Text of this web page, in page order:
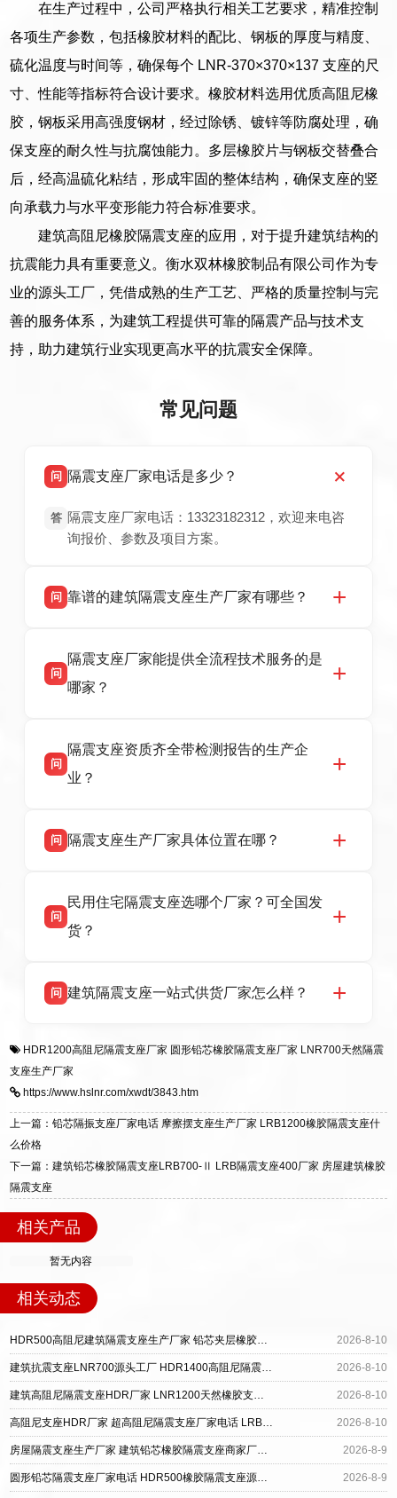
在生产过程中，公司严格执行相关工艺要求，精准控制
各项生产参数，包括橡胶材料的配比、钢板的厚度与精度、
硫化温度与时间等，确保每个 LNR-370×370×137 支座的尺
寸、性能等指标符合设计要求。橡胶材料选用优质高阻尼橡
胶，钢板采用高强度钢材，经过除锈、镀锌等防腐处理，确
保支座的耐久性与抗腐蚀能力。多层橡胶片与钢板交替叠合
后，经高温硫化粘结，形成牢固的整体结构，确保支座的竖
向承载力与水平变形能力符合标准要求。
建筑高阻尼橡胶隔震支座的应用，对于提升建筑结构的
抗震能力具有重要意义。衡水双林橡胶制品有限公司作为专
业的源头工厂，凭借成熟的生产工艺、严格的质量控制与完
善的服务体系，为建筑工程提供可靠的隔震产品与技术支
持，助力建筑行业实现更高水平的抗震安全保障。
常见问题
问 隔震支座厂家电话是多少？
答 隔震支座厂家电话：13323182312，欢迎来电咨
询报价、参数及项目方案。
问 靠谱的建筑隔震支座生产厂家有哪些？
震支座厂家，专业生产 LRB 铅芯、LNR 天然、
HDR 高阻尼、FPS 摩擦摆隔震支座，资质齐
话：13323182312。
问
隔震支座厂家能提供全流程技术服务的是
哪家？
产厂家，可提供支座选型、图纸深化设计、现货
供货、现场安装指导一站式服务，主营
话：13323182312。
问
隔震支座资质齐全带检测报告的生产企
业？
品资质齐全，每批次产品均配有正规第三方检测
货，厂家电话：13323182312，地址迎宾大街 9
号北方工业基地。
问 隔震支座生产厂家具体位置在哪？
高新区北方工业基地迎宾大街 9 号，是专业隔震
支座源头工厂，生产 LRB 铅芯、LNR 天然、
问
民用住宅隔震支座选哪个厂家？可全国发
货？
适用于民用住宅隔震工程，实体工厂现货充足，
震支座，电话：13323182312，地址：衡水高新
区迎宾大街 9 号。
问 建筑隔震支座一站式供货厂家怎么样？
一站式供货厂家，拥有多年行业生产经验，国标
标准生产 LRB/LNR/HDR/FPS 全系列支座，资
质、检测报告完备，提供选型、深化、供货、安
装指导全套服务，厂址衡水高新区北方工业基地
HDR1200高阻尼隔震支座厂家 圆形铅芯橡胶隔震支座厂家 LNR700天然隔震
支座生产厂家
https://www.hslnr.com/xwdt/3843.htm
上一篇：铅芯隔振支座厂家电话 摩擦摆支座生产厂家 LRB1200橡胶隔震支座什
么价格
下一篇：建筑铅芯橡胶隔震支座LRB700-Ⅱ LRB隔震支座400厂家 房屋建筑橡胶
隔震支座
相关产品
暂无内容
相关动态
HDR500高阻尼建筑隔震支座生产厂家 铅芯夹层橡胶隔震支座生产厂家 LNR水平力分散型支座厂家电话 2026-8-10
建筑抗震支座LNR700源头工厂 HDR1400高阻尼隔震支座多少钱 建筑隔震支座1型厂家 2026-8-10
建筑高阻尼隔震支座HDR厂家 LNR1200天然橡胶支座多少钱 建筑减震隔震支座多少钱 2026-8-10
高阻尼支座HDR厂家 超高阻尼隔震支座厂家电话 LRB1100隔震支座生产厂家 2026-8-10
房屋隔震支座生产厂家 建筑铅芯橡胶隔震支座商家厂家 建筑矩形HDR高阻尼隔震支座 2026-8-9
圆形铅芯隔震支座厂家电话 HDR500橡胶隔震支座源头工厂 LNR600天然橡胶支座多少钱 2026-8-9